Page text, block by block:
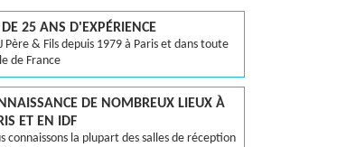
25 ANS D'EXPÉRIENCE
Père & Fils depuis 1979 à Paris et dans toute
de France
DE NOMBREUX LIEUX À
ET EN IDF
connaissons la plupart des salles de réception